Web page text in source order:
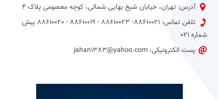
آدرس: تهران، خیابان شیخ بهایی شمالی، کوچه معصومی پلاک 4
تلفن تماس: 88610021- 88610023 - 88610019 - 88610020 پیش
شماره 021
پست الکترونیکی: jahan1383@yahoo.com